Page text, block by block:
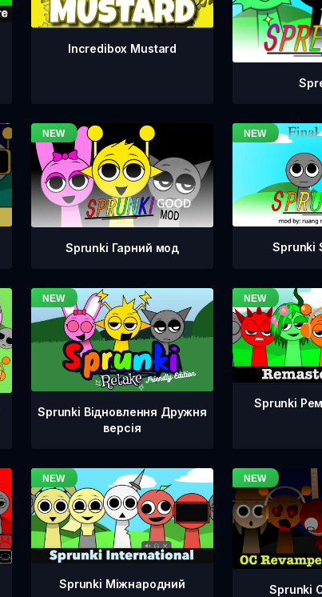
Incredibox Mustard
Sprunki Гарний мод Sprunki
Sprunki Відновлення Дружня
версія
Sprunki
Sprunki Міжнародний Sprunki